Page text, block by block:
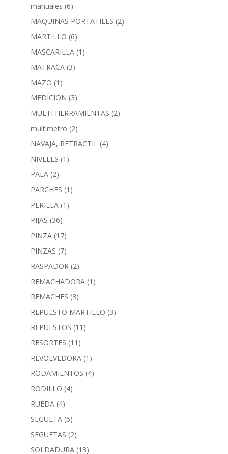
manuales (6)
MAQUINAS PORTATILES (2)
MARTILLO (6)
MASCARILLA (1)
MATRACA (3)
MAZO (1)
MEDICION (3)
MULTI HERRAMIENTAS (2)
multimetro (2)
NAVAJA, RETRACTIL (4)
NIVELES (1)
PALA (2)
PARCHES (1)
PERILLA (1)
PIJAS (36)
PINZA (17)
PINZAS (7)
RASPADOR (2)
REMACHADORA (1)
REMACHES (3)
REPUESTO MARTILLO (3)
REPUESTOS (11)
RESORTES (11)
REVOLVEDORA (1)
RODAMIENTOS (4)
RODILLO (4)
RUEDA (4)
SEGUETA (6)
SEGUETAS (2)
SOLDADURA (13)